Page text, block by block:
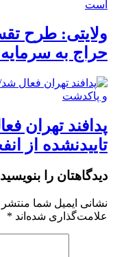
ولایتی: طرح
حراج به
پدافند تهران
تاییدنشده از
دیدگاهتان را بنویسید
نشانی ایمیل شما
علامت‌گذاری شده‌اند *